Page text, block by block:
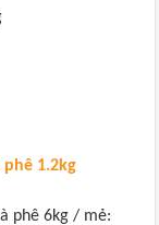
phê 1.2kg
phê 6kg / mẻ: